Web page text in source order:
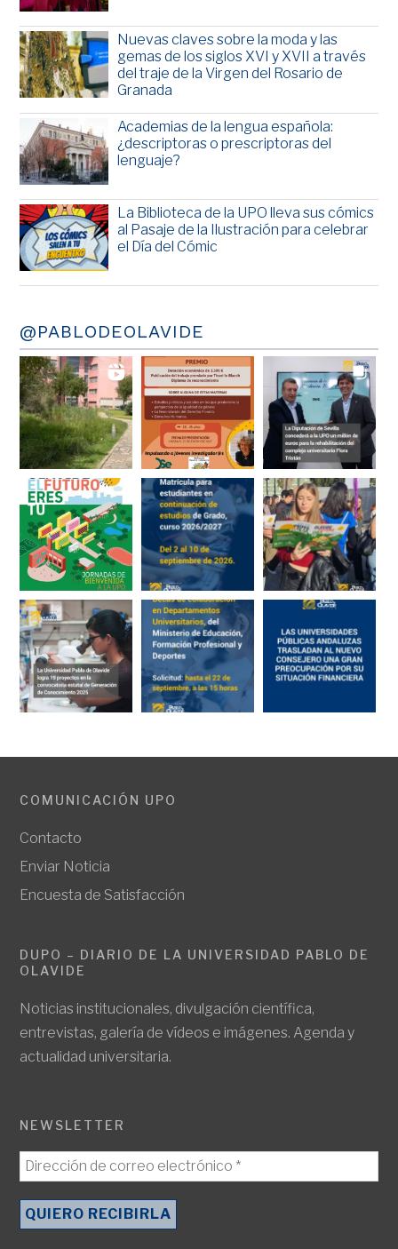
Nuevas claves sobre la moda y las
gemas de los siglos XVI y XVII a través
del traje de la Virgen del Rosario de
Granada
Academias de la lengua española:
¿descriptoras o prescriptoras del
lenguaje?
La Biblioteca de la UPO lleva sus cómics
al Pasaje de la Ilustración para celebrar
el Día del Cómic
@PABLODEOLAVIDE
COMUNICACIÓN UPO
Contacto
Enviar Noticia
Encuesta de Satisfacción
DUPO – DIARIO DE LA UNIVERSIDAD PABLO DE
OLAVIDE
Noticias institucionales, divulgación científica,
entrevistas, galería de vídeos e imágenes. Agenda y
actualidad universitaria.
NEWSLETTER